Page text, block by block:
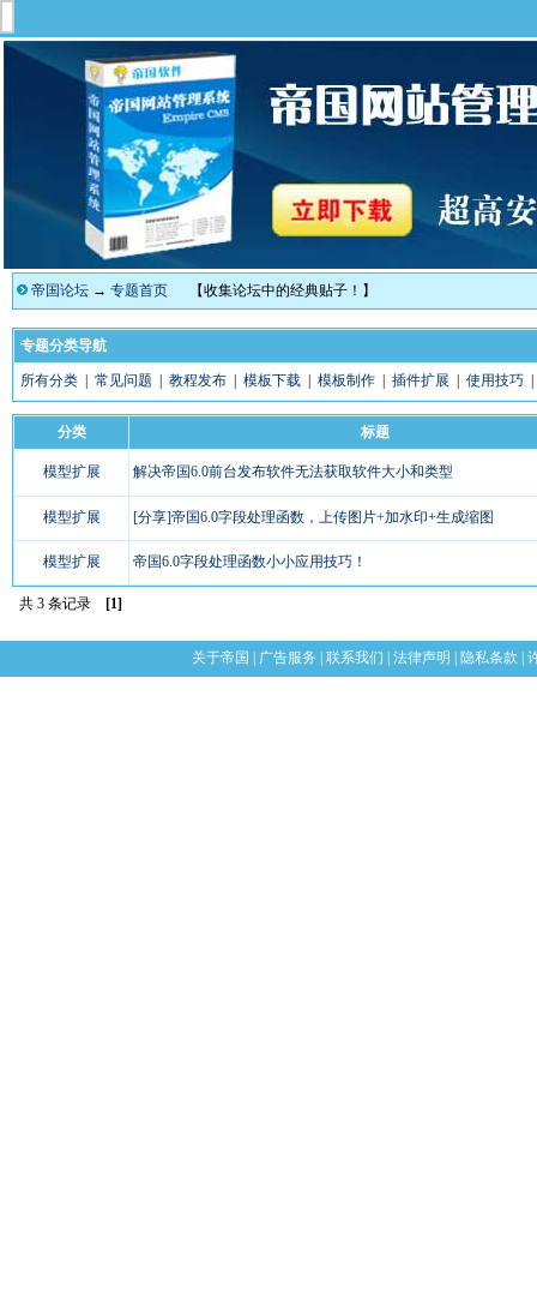
帝国论坛 → 专题首页 【收集论坛中的经典贴子！】
专题分类导航
所有分类 常见问题 教程发布 模板下载 模板制作 插件扩展 使用技巧
分类 标题
模型扩展 解决帝国6.0前台发布软件无法获取软件大小和类型
模型扩展 [分享]帝国6.0字段处理函数，上传图片+加水印+生成缩图
模型扩展 帝国6.0字段处理函数小小应用技巧！
共 3 条记录 [1]
关于帝国 广告服务 联系我们 法律声明 隐私条款